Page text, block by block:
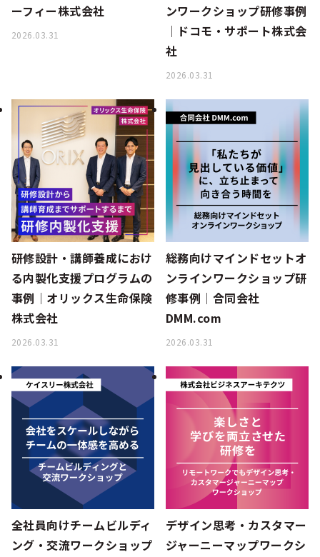
ーフィー株式会社
2026.03.31
ンワークショップ研修事例
│ドコモ・サポート株式会
社
2026.03.31
研修設計・講師養成におけ
る内製化支援プログラムの
事例│オリックス生命保険
株式会社
2026.03.31
総務向けマインドセットオ
ンラインワークショップ研
修事例│合同会社
DMM.com
2026.03.31
全社員向けチームビルディ
ング・交流ワークショップ
デザイン思考・カスタマー
ジャーニーマップワークシ